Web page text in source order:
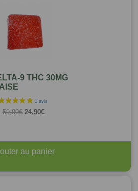
9 THC 30MG
59,90€ Le
59,90€.
24,90€Le
24,90€.
au panier